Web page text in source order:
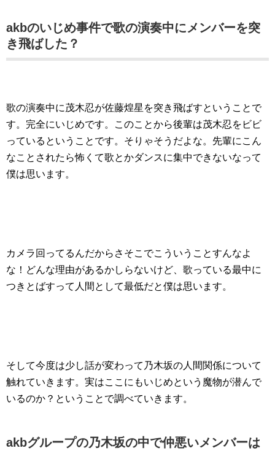
akbのいじめ事件で歌の演奏中にメンバーを突
き飛ばした？
歌の演奏中に茂木忍が佐藤煌星を突き飛ばすということで
す。完全にいじめです。このことから後輩は茂木忍をビビ
っているということです。そりゃそうだよな。先輩にこん
なことされたら怖くて歌とかダンスに集中できないなって
僕は思います。
カメラ回ってるんだからさそこでこういうことすんなよ
な！どんな理由があるかしらないけど、歌っている最中に
つきとばすって人間として最低だと僕は思います。
そして今度は少し話が変わって乃木坂の人間関係について
触れていきます。実はここにもいじめという魔物が潜んで
いるのか？ということで調べていきます。
akbグループの乃木坂の中で仲悪いメンバーは